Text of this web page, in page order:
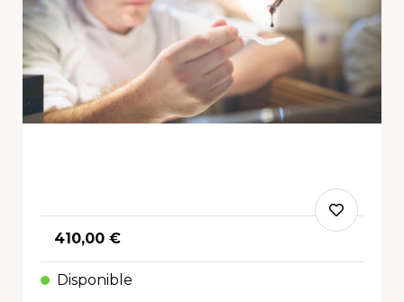
410,00 €
Disponible